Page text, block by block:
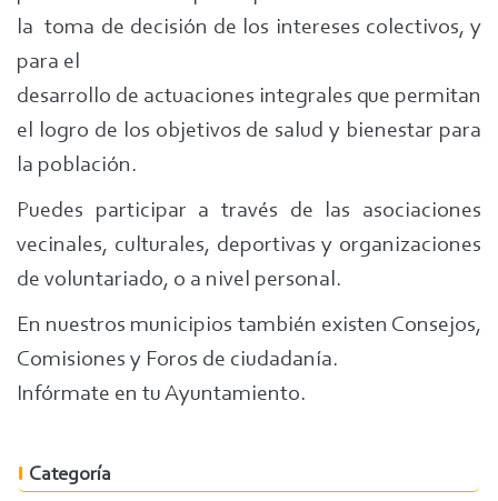
la toma de decisión de los intereses colectivos, y
para el
desarrollo de actuaciones integrales que permitan
el logro de los objetivos de salud y bienestar para
la población.
Puedes participar a través de las asociaciones
vecinales, culturales, deportivas y organizaciones
de voluntariado, o a nivel personal.
En nuestros municipios también existen Consejos,
Comisiones y Foros de ciudadanía.
Infórmate en tu Ayuntamiento.
Categoría